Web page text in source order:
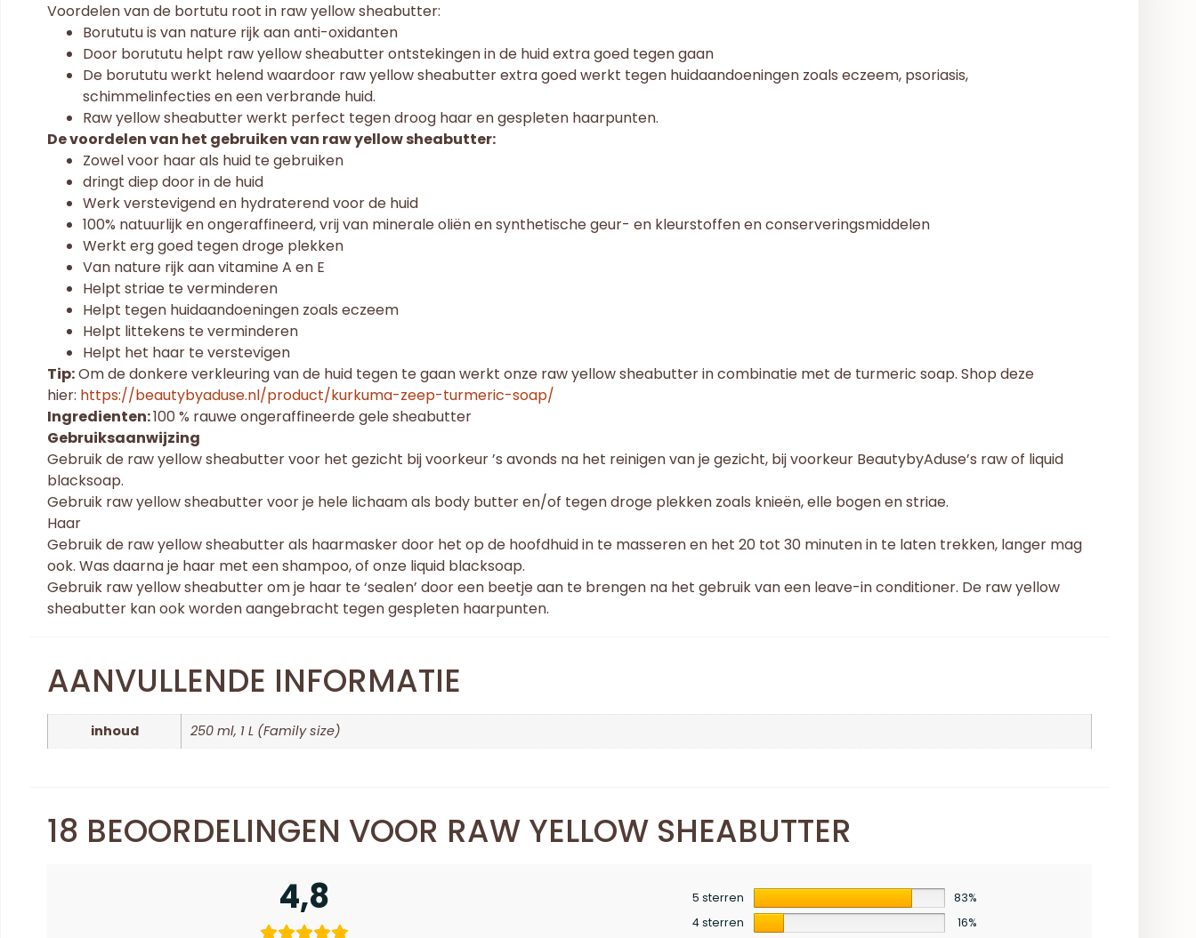
Voordelen van de bortutu root in raw yellow sheabutter:
Borututu is van nature rijk aan anti-oxidanten
Door borututu helpt raw yellow sheabutter ontstekingen in de huid extra goed tegen gaan
De borututu werkt helend waardoor raw yellow sheabutter extra goed werkt tegen huidaandoeningen zoals eczeem, psoriasis,
schimmelinfecties en een verbrande huid.
Raw yellow sheabutter werkt perfect tegen droog haar en gespleten haarpunten.
De voordelen van het gebruiken van raw yellow sheabutter:
Zowel voor haar als huid te gebruiken
dringt diep door in de huid
Werk verstevigend en hydraterend voor de huid
100% natuurlijk en ongeraffineerd, vrij van minerale oliën en synthetische geur- en kleurstoffen en conserveringsmiddelen
Werkt erg goed tegen droge plekken
Van nature rijk aan vitamine A en E
Helpt striae te verminderen
Helpt tegen huidaandoeningen zoals eczeem
Helpt littekens te verminderen
Helpt het haar te verstevigen
Tip:Om de donkere verkleuring van de huid tegen te gaan werkt onze raw yellow sheabutter in combinatie met de turmeric soap. Shop deze
hier: https://beautybyaduse.nl/product/kurkuma-zeep-turmeric-soap/
Ingredienten:100 % rauwe ongeraffineerde gele sheabutter
Gebruiksaanwijzing
Gebruik de raw yellow sheabutter voor het gezicht bij voorkeur ’s avonds na het reinigen van je gezicht, bij voorkeur BeautybyAduse’s raw of liquid
blacksoap.
Gebruik raw yellow sheabutter voor je hele lichaam als body butter en/of tegen droge plekken zoals knieën, elle bogen en striae.
Haar
Gebruik de raw yellow sheabutter als haarmasker door het op de hoofdhuid in te masseren en het 20 tot 30 minuten in te laten trekken, langer mag
ook. Was daarna je haar met een shampoo, of onze liquid blacksoap.
Gebruik raw yellow sheabutter om je haar te ‘sealen’ door een beetje aan te brengen na het gebruik van een leave-in conditioner. De raw yellow
sheabutter kan ook worden aangebracht tegen gespleten haarpunten.
AANVULLENDE INFORMATIE
inhoud 250 ml, 1 L (Family size)
18 BEOORDELINGEN VOOR RAW YELLOW SHEABUTTER
4,8 5 sterren
83%
4 sterren
16%